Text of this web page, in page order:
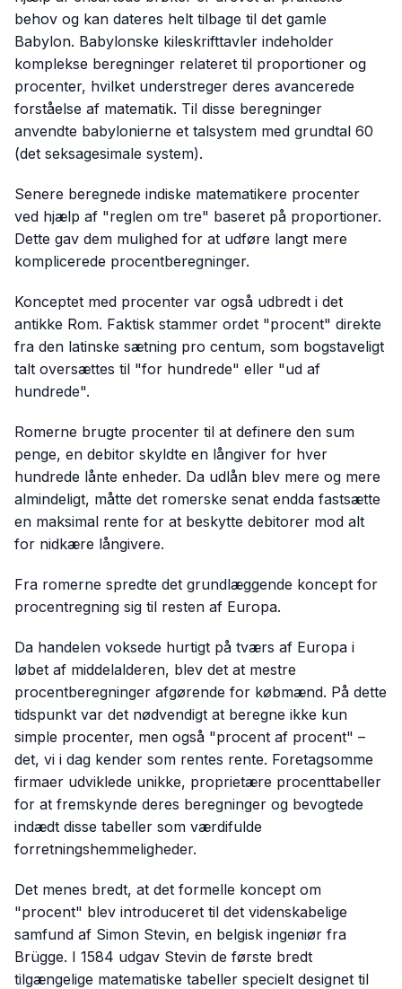
behov og kan dateres helt tilbage til det gamle
Babylon. Babylonske kileskrifttavler indeholder
komplekse beregninger relateret til proportioner og
procenter, hvilket understreger deres avancerede
forståelse af matematik. Til disse beregninger
anvendte babylonierne et talsystem med grundtal 60
(det seksagesimale system).
Senere beregnede indiske matematikere procenter
ved hjælp af "reglen om tre" baseret på proportioner.
Dette gav dem mulighed for at udføre langt mere
komplicerede procentberegninger.
Konceptet med procenter var også udbredt i det
antikke Rom. Faktisk stammer ordet "procent" direkte
fra den latinske sætning pro centum, som bogstaveligt
talt oversættes til "for hundrede" eller "ud af
hundrede".
Romerne brugte procenter til at definere den sum
penge, en debitor skyldte en långiver for hver
hundrede lånte enheder. Da udlån blev mere og mere
almindeligt, måtte det romerske senat endda fastsætte
en maksimal rente for at beskytte debitorer mod alt
for nidkære långivere.
Fra romerne spredte det grundlæggende koncept for
procentregning sig til resten af Europa.
Da handelen voksede hurtigt på tværs af Europa i
løbet af middelalderen, blev det at mestre
procentberegninger afgørende for købmænd. På dette
tidspunkt var det nødvendigt at beregne ikke kun
simple procenter, men også "procent af procent" –
det, vi i dag kender som rentes rente. Foretagsomme
firmaer udviklede unikke, proprietære procenttabeller
for at fremskynde deres beregninger og bevogtede
indædt disse tabeller som værdifulde
forretningshemmeligheder.
Det menes bredt, at det formelle koncept om
"procent" blev introduceret til det videnskabelige
samfund af Simon Stevin, en belgisk ingeniør fra
Brügge. I 1584 udgav Stevin de første bredt
tilgængelige matematiske tabeller specielt designet til